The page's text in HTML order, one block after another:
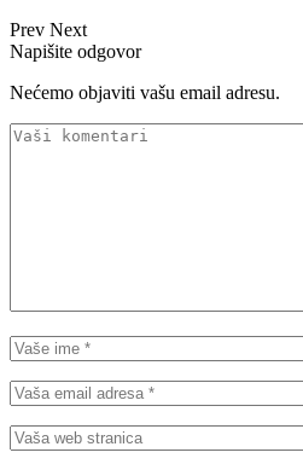
Prev Next
Napišite odgovor
Nećemo objaviti vašu email adresu.